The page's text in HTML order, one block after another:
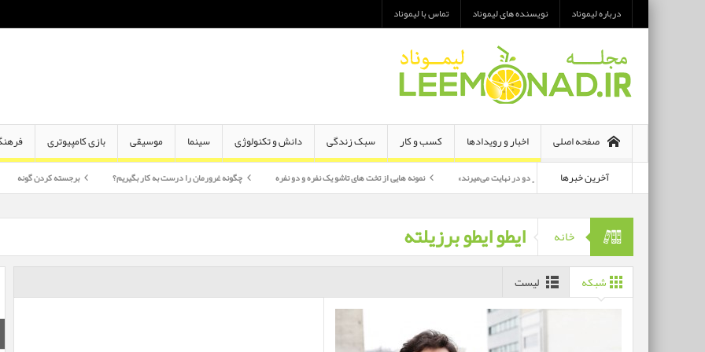
درباره لیموناد نویسنده های لیموناد تماس با لیموناد
صفحه اصلی اخبار و رویدادها کسب و کار سبک زندگی دانش و تکنولوژی سینما موسیقی بازی کامپیوتری
آخرین خبرها
معرفی رمان «هر دو در نهایت می‌میرند» نمونه هایی از تخت های تاشو یک نفره و دو نفره چگونه غرورمان را درست به کار بگیریم؟ برجسته کردن گونه اختلاف
خانه ایطو ایطو برزیلته
شبکه لیست